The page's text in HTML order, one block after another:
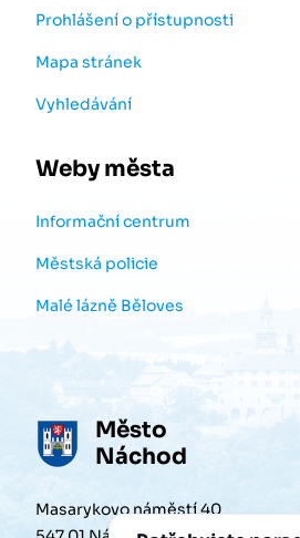
Prohlášení o přístupnosti
Mapa stránek
Vyhledávání
Weby města
Informační centrum
Městská policie
Malé lázně Běloves
Město
Náchod
Masarykovo náměstí 40